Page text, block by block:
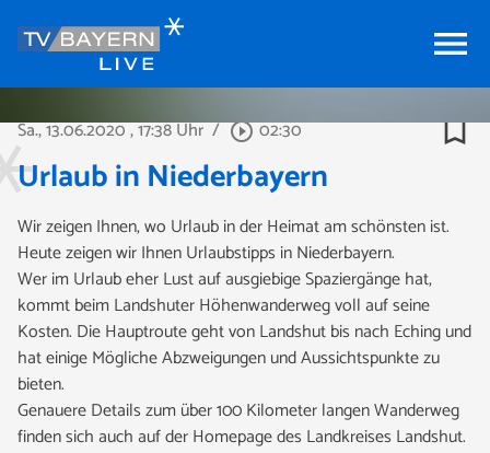
menu
Sa., 13.06.2020, 17:38 Uhr / play_circle_outline02:30 bookmark_border
Urlaub in Niederbayern
Wir zeigen Ihnen, wo Urlaub in der Heimat am schönsten ist.
Heute zeigen wir Ihnen Urlaubstipps in Niederbayern.
Wer im Urlaub eher Lust auf ausgiebige Spaziergänge hat,
kommt beim Landshuter Höhenwanderweg voll auf seine
Kosten. Die Hauptroute geht von Landshut bis nach Eching und
hat einige Mögliche Abzweigungen und Aussichtspunkte zu
bieten.
Genauere Details zum über 100 Kilometer langen Wanderweg
finden sich auch auf der Homepage des Landkreises Landshut.